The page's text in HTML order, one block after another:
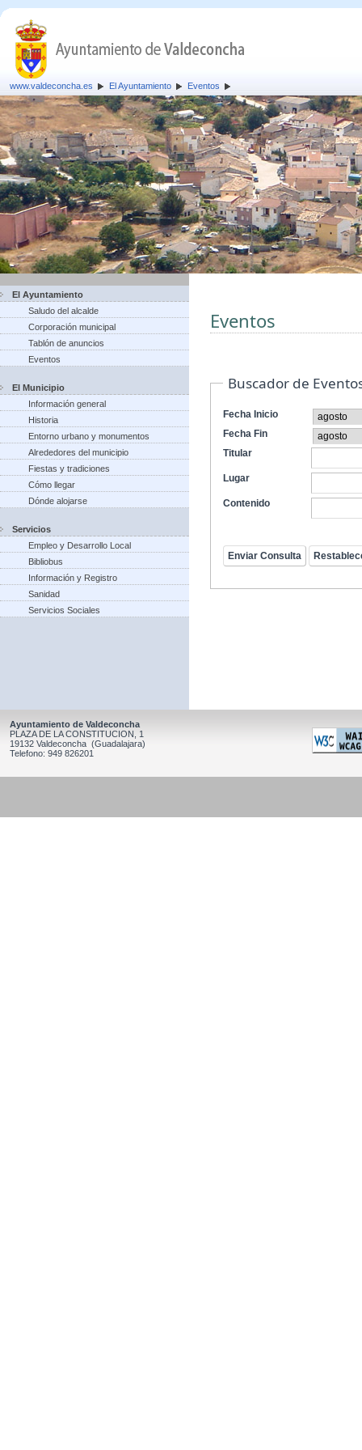
www.valdeconcha.es El Ayuntamiento Eventos
El Ayuntamiento
Saludo del alcalde
Corporación municipal
Tablón de anuncios
Eventos
El Municipio
Información general
Historia
Entorno urbano y monumentos
Alrededores del municipio
Fiestas y tradiciones
Cómo llegar
Dónde alojarse
Servicios
Empleo y Desarrollo Local
Bibliobus
Información y Registro
Sanidad
Servicios Sociales
Eventos
Buscador de
Fecha Inicio
Fecha Fin
Titular
Lugar
Contenido
Ayuntamiento de Valdeconcha
PLAZA DE LA CONSTITUCION, 1
19132 Valdeconcha (Guadalajara)
Telefono: 949 826201